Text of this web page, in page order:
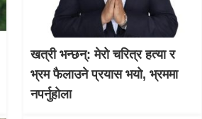
खत्री भन्छन्: मेरो चरित्र हत्या र
भ्रम फैलाउने प्रयास भयो, भ्रममा
नपर्नुहोला